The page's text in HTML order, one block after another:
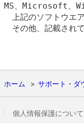
MS、Microsoft、
上記のソフトウエ
その他、記載され
ホーム サポート・ダ
個人情報保護について